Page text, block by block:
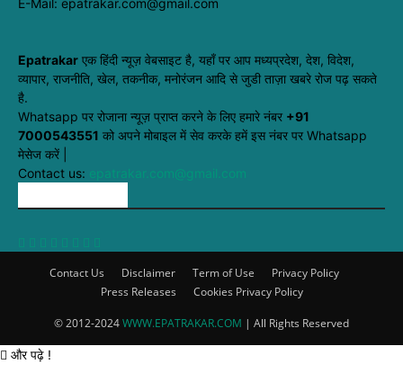
E-Mail: epatrakar.com@gmail.com
Epatrakar एक हिंदी न्यूज़ वेबसाइट है, यहाँ पर आप मध्यप्रदेश, देश, विदेश,
व्यापार, राजनीति, खेल, तकनीक, मनोरंजन आदि से जुडी ताज़ा खबरे रोज पढ़ सकते
है.
Whatsapp पर रोजाना न्यूज़ प्राप्त करने के लिए हमारे नंबर +91
7000543551 को अपने मोबाइल में सेव करके हमें इस नंबर पर Whatsapp
मेसेज करें |
Contact us: epatrakar.com@gmail.com
Contact Us Disclaimer Term of Use
Privacy Policy
Press Releases
Cookies Privacy Policy
© 2012-2024WWW.EPATRAKAR.COM | All Rights Reserved
और पढ़े !